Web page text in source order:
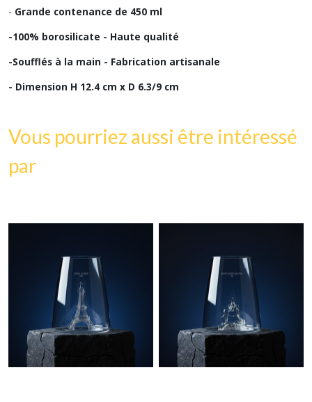
- Grande contenance de 450 ml
-100% borosilicate - Haute qualité
-Soufflés à la main - Fabrication artisanale
- Dimension H 12.4 cm x D 6.3/9 cm
Vous pourriez aussi être intéressé
par